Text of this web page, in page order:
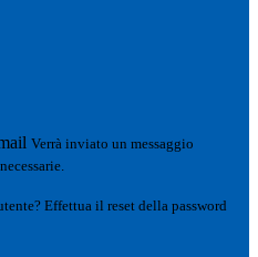
Verrà inviato un messaggio
Effettua il reset della password